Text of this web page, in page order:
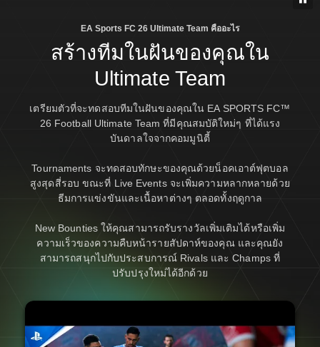
EA Sports FC 26 Ultimate Team คืออะไร
สร้างทีมในฝันของคุณใน
Ultimate Team
เตรียมตัวที่จะทดสอบทีมในฝันของคุณใน EA SPORTS FC™
26 Football Ultimate Team ที่มีคุณสมบัติใหม่ๆ ที่ได้แรง
บันดาลใจจากคอมมูนิตี้
Tournaments จะทดสอบทักษะของคุณด้วยน็อคเอาต์ฟุตบอล
สูงสุดสี่รอบ ขณะที่ Live Events จะเพิ่มความหลากหลายด้วย
ธีมการแข่งขันและเนื้อหาต่างๆ ตลอดทั้งฤดูกาล
New Bounties ให้คุณสามารถรับรางวัลเพิ่มเติมได้หรือเพิ่ม
ความเร็วของความคืบหน้ารายสัปดาห์ของคุณ และคุณยัง
สามารถสนุกไปกับประสบการณ์ Rivals และ Champs ที่
ปรับปรุงใหม่ได้อีกด้วย